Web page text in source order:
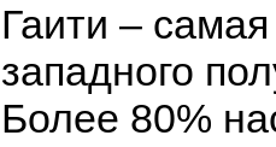
Гаити –
западного
Более 80%